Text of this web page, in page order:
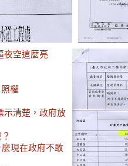
夜空這麼亮
權
示清楚，政府放
現在政府不敢